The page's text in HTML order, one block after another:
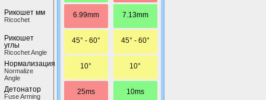
Рикошет мм
Ricochet
Рикошет
углы
Ricochet Angle
Нормализация
Normalize
Angle
Детонатор
Fuse Arming
6.99mm
45° - 60°
10°
25ms
7.13mm
45° - 60°
10°
10ms